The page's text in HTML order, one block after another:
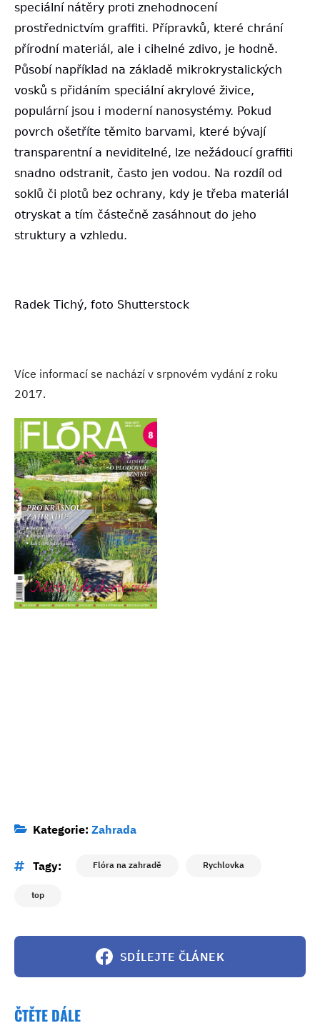
speciální nátěry proti znehodnocení
prostřednictvím graffiti. Přípravků, které chrání
přírodní materiál, ale i cihelné zdivo, je hodně.
Působí například na základě mikrokrystalických
vosků s přidáním speciální akrylové živice,
populární jsou i moderní nanosystémy. Pokud
povrch ošetříte těmito barvami, které bývají
transparentní a neviditelné, lze nežádoucí graffiti
snadno odstranit, často jen vodou. Na rozdíl od
soklů či plotů bez ochrany, kdy je třeba materiál
otryskat a tím částečně zasáhnout do jeho
struktury a vzhledu.
Radek Tichý, foto Shutterstock
Více informací se nachází v srpnovém vydání z roku
2017.
Kategorie: Zahrada
Tagy: Flóra na zahradě Rychlovka
top
SDÍLEJTE ČLÁNEK
ČTĚTE DÁLE